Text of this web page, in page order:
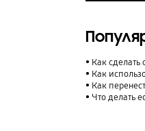
Как сделать
Как
Как
Что делать